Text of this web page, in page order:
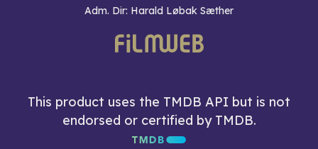
Adm. Dir: Harald Løbak Sæther
This product uses the TMDB API but is not
endorsed or certified by TMDB.